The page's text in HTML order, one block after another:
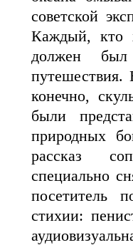
советской
Каждый, кто
должен был
путешествия.
конечно,
были
природных
рассказ
специально
посетитель
стихии: